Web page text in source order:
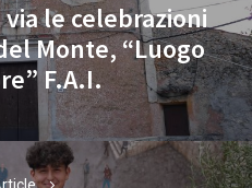
Previous
post:
le celebrazioni
Monte, “Luogo
F.A.I.